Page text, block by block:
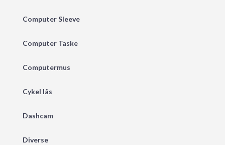
Computer Sleeve
Computer Taske
Computermus
Cykel lås
Dashcam
Diverse